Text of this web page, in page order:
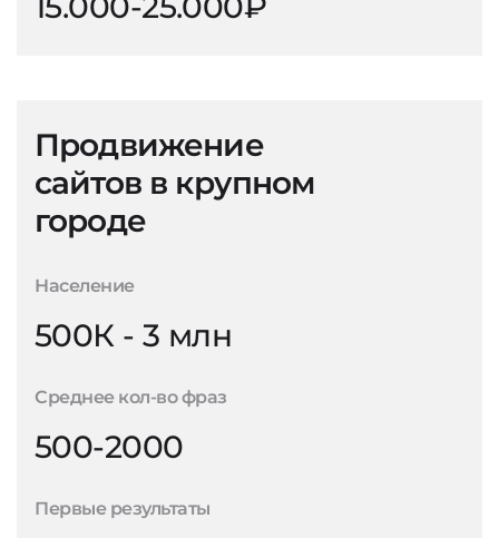
Продвижение
сайтов в крупном
городе
Население
500К - 3 млн
Среднее кол-во фраз
500-2000
Первые результаты